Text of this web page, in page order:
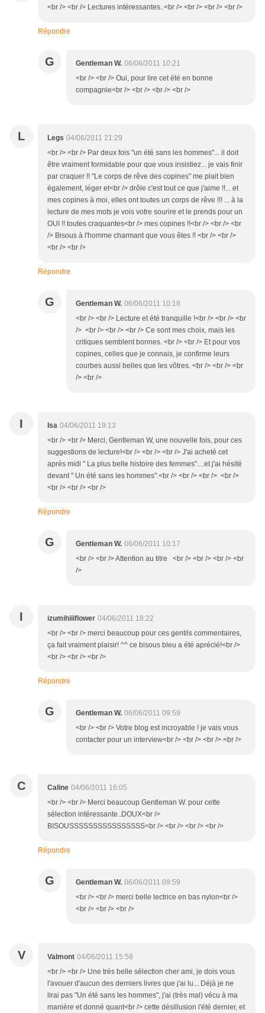
<br /> <br /> Lectures intéressantes..<br /> <br /> <br /> <br />
Répondre
G Gentleman W. 06/06/2011 10:21
<br /> <br /> Oui, pour lire cet été en bonne
compagnie<br /> <br /> <br /> <br />
L Legs 04/06/2011 21:29
<br /> <br /> Par deux fois "un été sans les hommes"... il doit
être vraiment formidable pour que vous insistiez... je vais finir
par craquer !! "Le corps de rêve des copines" me plait bien
également, léger et<br /> drôle c'est tout ce que j'aime !!... et
mes copines à moi, elles ont toutes un corps de rêve !!! ... à la
lecture de mes mots je vois votre sourire et le prends pour un
OUI !! toutes craquantes<br /> mes copines !!<br /> <br /> <br
/> Bisous à l'homme charmant que vous êtes !! <br /> <br />
<br /> <br />
Répondre
G Gentleman W. 06/06/2011 10:18
<br /> <br /> Lecture et été tranquille !<br /> <br /> <br
/> <br /> <br /> <br /> Ce sont mes choix, mais les
critiques semblent bonnes. <br /> <br /> Et pour vos
copines, celles que je connais, je confirme leurs
courbes aussi belles que les vôtres. <br /> <br /> <br
/> <br />
I Isa 04/06/2011 19:13
<br /> <br /> Merci, Gentleman W, une nouvelle fois, pour ces
suggestions de lecture!<br /> <br /> <br /> J'ai acheté cet
après midi " La plus belle histoire des femmes"....et j'ai hésité
devant " Un été sans les hommes".<br /> <br /> <br /> <br />
<br /> <br /> <br />
Répondre
G Gentleman W. 06/06/2011 10:17
<br /> <br /> Attention au titre <br /> <br /> <br /> <br
/>
I izumihiiiflower 04/06/2011 18:22
<br /> <br /> merci beaucoup pour ces gentils commentaires,
ça fait vraiment plaisir! ^^ ce bisous bleu a été aprécié!<br />
<br /> <br /> <br />
Répondre
G Gentleman W. 06/06/2011 09:59
<br /> <br /> Votre blog est incroyable ! je vais vous
contacter pour un interview<br /> <br /> <br /> <br />
C Caline 04/06/2011 16:05
<br /> <br /> Merci beaucoup Gentleman W. pour cette
sélection intéressante..DOUX<br />
BISOUSSSSSSSSSSSSSSSS<br /> <br /> <br /> <br />
Répondre
G Gentleman W. 06/06/2011 09:59
<br /> <br /> merci belle lectrice en bas nylon<br />
<br /> <br /> <br />
V Valmont 04/06/2011 15:58
<br /> <br /> Une très belle sélection cher ami, je dois vous
l'avouer d'aucun des derniers livres que j'ai lu... Déjà je ne
lirai pas "Un été sans les hommes", j'ai (très mal) vécu à ma
manière et donné quant<br /> cette désillusion l'été dernier, et